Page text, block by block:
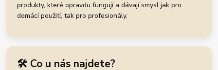
produkty, které opravdu fungují a dávají smysl jak pro
domácí použití, tak pro profesionály.
🛠️ Co u nás najdete?